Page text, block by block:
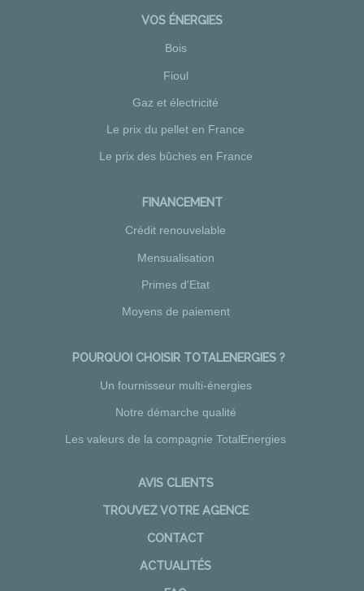
VOS ÉNERGIES
Bois
Fioul
Gaz et électricité
Le prix du pellet en France
Le prix des bûches en France
FINANCEMENT
Crédit renouvelable
Mensualisation
Primes d'Etat
Moyens de paiement
POURQUOI CHOISIR TOTALENERGIES ?
Un fournisseur multi-énergies
Notre démarche qualité
Les valeurs de la compagnie TotalEnergies
AVIS CLIENTS
TROUVEZ VOTRE AGENCE
CONTACT
ACTUALITÉS